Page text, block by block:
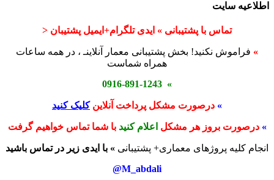
اطلاعیه سایت
تماس با پشتیبانی » ایدی تلگرام+ایمیل پشتیبان <
» فراموش نکنید! بخش پشتیبانی معمار آنلاینـ ، در همه ساعات
همراه شماست
» 0916-891-1243
» درصورت مشکل پرداخت آنلاینکلیک کنید
» درصورت بروز هر مشکل اعلام کنید با شما تماس خواهیم گرفت
انجام کلیه پروژهای معماری+ پشتیبانی » با ایدی زیر در تماس باشید
M_abdali@